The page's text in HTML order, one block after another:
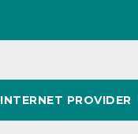
INTERNET PROVIDER